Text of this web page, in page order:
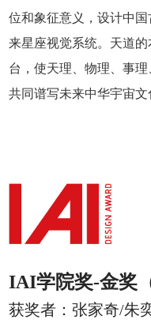
位和象征意义，设计中
来星座视觉系统。天道
台，使天理、物理、事
共同谱写未来中华宇宙文
IAI学院奖-金奖
获奖者：张家奇/朱